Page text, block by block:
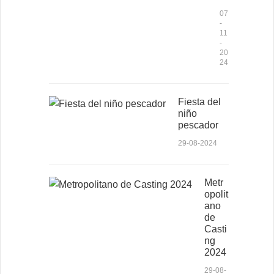
07
-
11
-
20
24
Fiesta del
niño
pescador
29-08-2024
Metr
opolit
ano
de
Casti
ng
2024
29-08-